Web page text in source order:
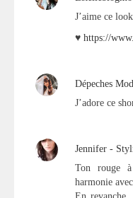
J’aime ce
♥ https://
Dépeches
J’adore ce
Jennifer -
Ton rouge
harmonie